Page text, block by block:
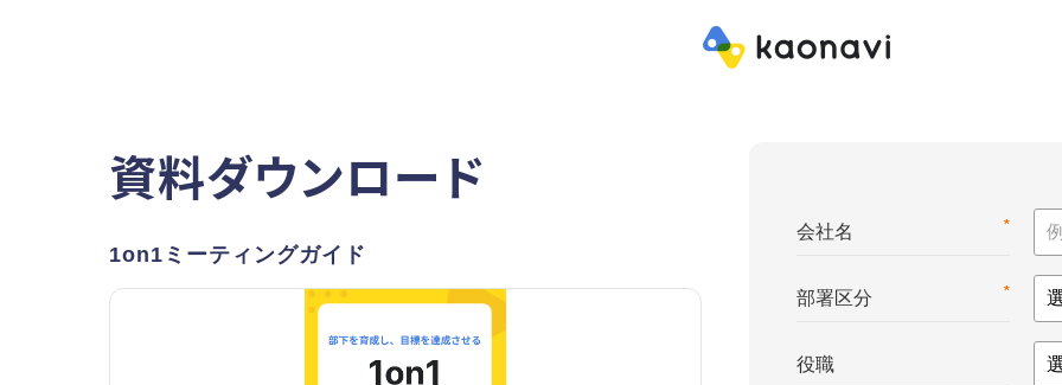
資料ダウンロード
1on1ミーティングガイド
*
会社名
*
部署区分
役職